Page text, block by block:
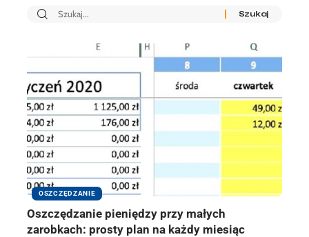
OSZCZĘDZANIE
Oszczędzanie pieniędzy przy małych
zarobkach: prosty plan na każdy miesiąc